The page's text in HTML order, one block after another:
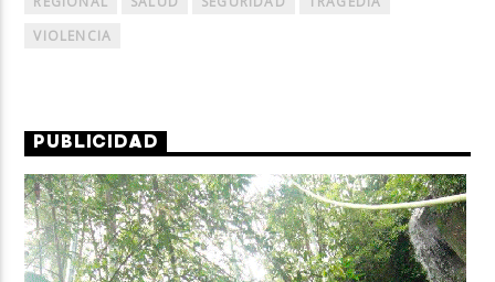
VIOLENCIA
PUBLICIDAD